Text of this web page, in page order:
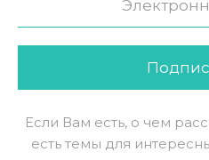
Если Вам есть, о чем
есть темы для